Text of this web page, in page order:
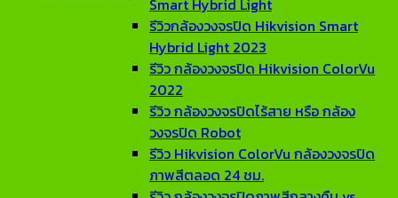
Smart Hybrid Light
รีวิวกล้องวงจรปิด Hikvision Smart
Hybrid Light 2023
รีวิว กล้องวงจรปิด Hikvision ColorVu
2022
รีวิว กล้องวงจรปิดไร้สาย หรือ กล้อง
วงจรปิด Robot
รีวิว Hikvision ColorVu กล้องวงจรปิด
ภาพสีตลอด 24 ชม.